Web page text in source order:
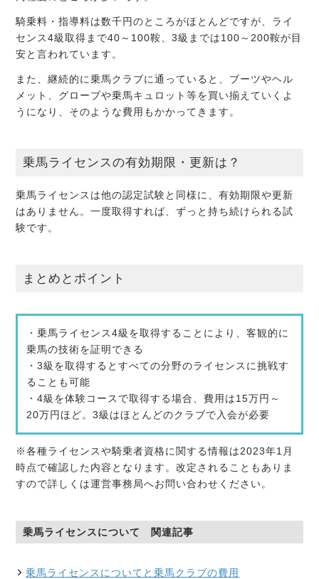
騎乗料・指導料は数千円のところがほとんどですが、ライ
センス4級取得まで40～100鞍、3級までは100～200鞍が目
安と言われています。
また、継続的に乗馬クラブに通っていると、ブーツやヘル
メット、グローブや乗馬キュロット等を買い揃えていくよ
うになり、そのような費用もかかってきます。
乗馬ライセンスの有効期限・更新は？
乗馬ライセンスは他の認定試験と同様に、有効期限や更新
はありません。一度取得すれば、ずっと持ち続けられる試
験です。
まとめとポイント
・乗馬ライセンス4級を取得することにより、客観的に
乗馬の技術を証明できる
・3級を取得するとすべての分野のライセンスに挑戦す
ることも可能
・4級を体験コースで取得する場合、費用は15万円～
20万円ほど。3級はほとんどのクラブで入会が必要
※各種ライセンスや騎乗者資格に関する情報は2023年1月
時点で確認した内容となります。改定されることもありま
すので詳しくは運営事務局へお問い合わせください。
乗馬ライセンスについて 関連記事
乗馬ライセンスについてと乗馬クラブの費用